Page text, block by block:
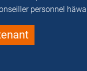
personnel